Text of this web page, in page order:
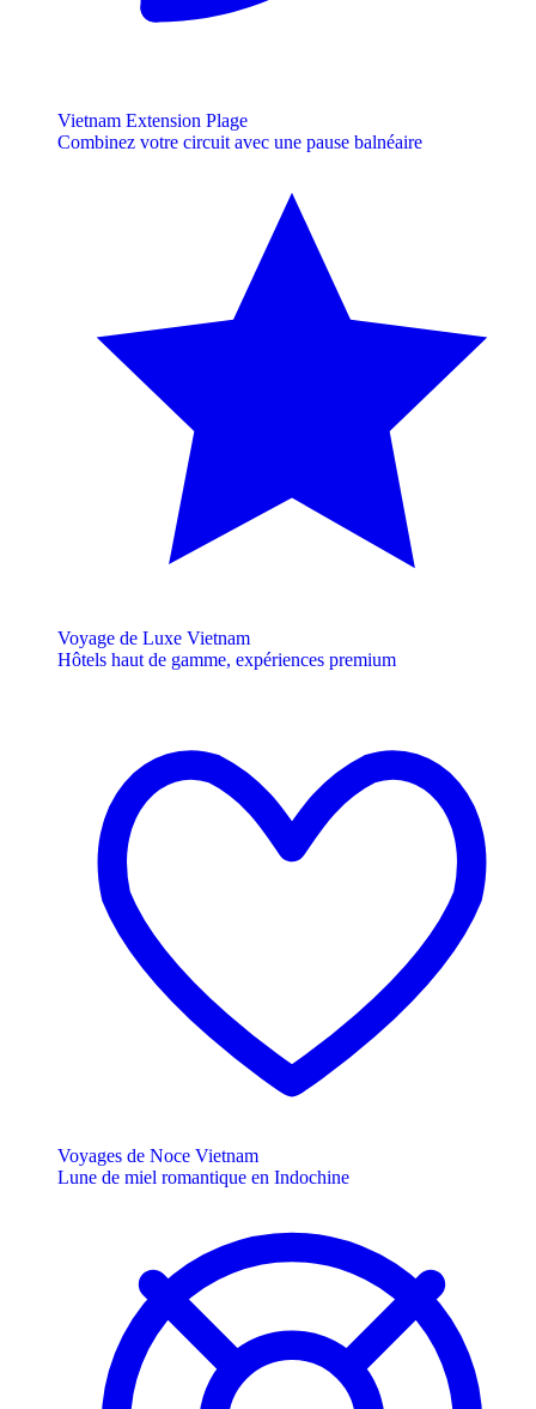
Vietnam Extension Plage
Combinez votre circuit avec une pause balnéaire
Voyage de Luxe Vietnam
Hôtels haut de gamme, expériences premium
Voyages de Noce Vietnam
Lune de miel romantique en Indochine